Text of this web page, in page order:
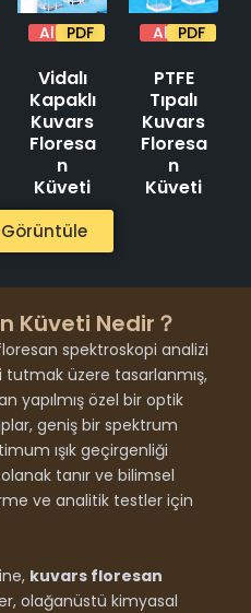
AlıntıPDF
Vidalı
Kapaklı
Kuvars
Floresa
n
Küveti
AlıntıPDF
PTFE
Tıpalı
Kuvars
Floresa
n
Küveti
Küveti Nedir？
spektroskopi analizi
tutmak üzere tasarlanmış,
yapılmış özel bir optik
geniş bir spektrum
ışık geçirgenliği
tanır ve bilimsel
ve analitik testler için
kuvars floresan
olağanüstü kimyasal